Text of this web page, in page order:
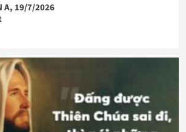
A, 19/7/2026